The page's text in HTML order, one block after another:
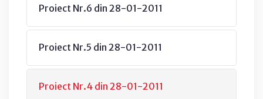
Proiect Nr.6 din 28-01-2011
Proiect Nr.5 din 28-01-2011
Proiect Nr.4 din 28-01-2011